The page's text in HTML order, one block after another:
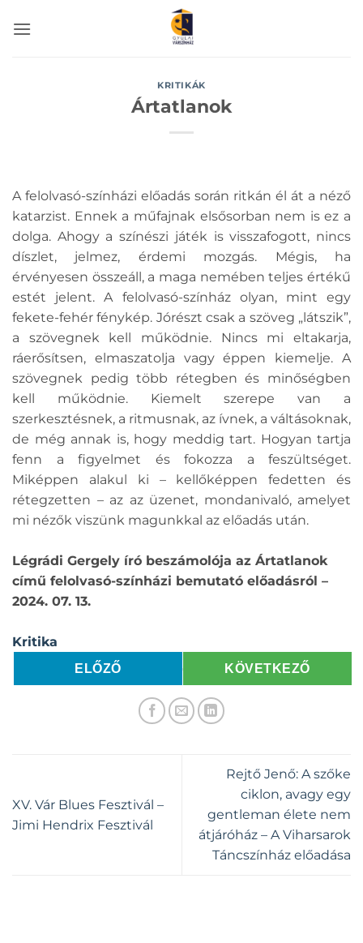
KRITIKÁK
Ártatlanok
A felolvasó-színházi előadás során ritkán él át a néző
katarzist. Ennek a műfajnak elsősorban nem is ez a
dolga. Ahogy a színészi játék is visszafogott, nincs
díszlet, jelmez, érdemi mozgás. Mégis, ha
érvényesen összeáll, a maga nemében teljes értékű
estét jelent. A felolvasó-színház olyan, mint egy
fekete-fehér fénykép. Jórészt csak a szöveg „látszik”,
a szövegnek kell működnie. Nincs mi eltakarja,
ráerősítsen, elmaszatolja vagy éppen kiemelje. A
szövegnek pedig több rétegben és minőségben
kell működnie. Kiemelt szerepe van a
szerkesztésnek, a ritmusnak, az ívnek, a váltásoknak,
de még annak is, hogy meddig tart. Hogyan tartja
fenn a figyelmet és fokozza a feszültséget.
Miképpen alakul ki – kellőképpen fedetten és
rétegzetten – az az üzenet, mondanivaló, amelyet
mi nézők viszünk magunkkal az előadás után.
Légrádi Gergely író beszámolója az Ártatlanok
című felolvasó-színházi bemutató előadásról –
2024. 07. 13.
Kritika
ELŐZŐ KÖVETKEZŐ
XV. Vár Blues Fesztivál –
Jimi Hendrix Fesztivál
Rejtő Jenő: A szőke
ciklon, avagy egy
gentleman élete nem
átjáróház – A Viharsarok
Táncszínház előadása